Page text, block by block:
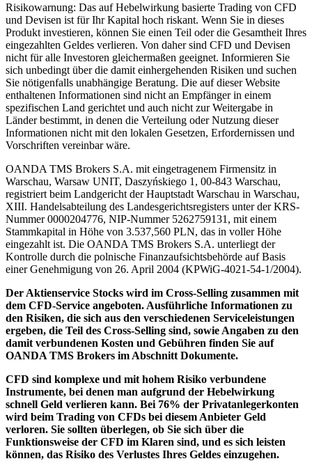
Risikowarnung: Das auf Hebelwirkung basierte Trading von CFD
und Devisen ist für Ihr Kapital hoch riskant. Wenn Sie in dieses
Produkt investieren, können Sie einen Teil oder die Gesamtheit Ihres
eingezahlten Geldes verlieren. Von daher sind CFD und Devisen
nicht für alle Investoren gleichermaßen geeignet. Informieren Sie
sich unbedingt über die damit einhergehenden Risiken und suchen
Sie nötigenfalls unabhängige Beratung. Die auf dieser Website
enthaltenen Informationen sind nicht an Empfänger in einem
spezifischen Land gerichtet und auch nicht zur Weitergabe in
Länder bestimmt, in denen die Verteilung oder Nutzung dieser
Informationen nicht mit den lokalen Gesetzen, Erfordernissen und
Vorschriften vereinbar wäre.
OANDA TMS Brokers S.A. mit eingetragenem Firmensitz in
Warschau, Warsaw UNIT, Daszyńskiego 1, 00-843 Warschau,
registriert beim Landgericht der Hauptstadt Warschau in Warschau,
XIII. Handelsabteilung des Landesgerichtsregisters unter der KRS-
Nummer 0000204776, NIP-Nummer 5262759131, mit einem
Stammkapital in Höhe von 3.537,560 PLN, das in voller Höhe
eingezahlt ist. Die OANDA TMS Brokers S.A. unterliegt der
Kontrolle durch die polnische Finanzaufsichtsbehörde auf Basis
einer Genehmigung von 26. April 2004 (KPWiG-4021-54-1/2004).
Der Aktienservice Stocks wird im Cross-Selling zusammen mit
dem CFD-Service angeboten. Ausführliche Informationen zu
den Risiken, die sich aus den verschiedenen Serviceleistungen
ergeben, die Teil des Cross-Selling sind, sowie Angaben zu den
damit verbundenen Kosten und Gebühren finden Sie auf
OANDA TMS Brokers im Abschnitt Dokumente.
CFD sind komplexe und mit hohem Risiko verbundene
Instrumente, bei denen man aufgrund der Hebelwirkung
schnell Geld verlieren kann. Bei 76% der Privatanlegerkonten
wird beim Trading von CFDs bei diesem Anbieter Geld
verloren. Sie sollten überlegen, ob Sie sich über die
Funktionsweise der CFD im Klaren sind, und es sich leisten
können, das Risiko des Verlustes Ihres Geldes einzugehen.